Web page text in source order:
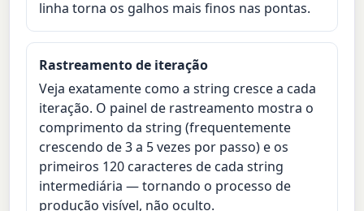
linha torna os galhos mais finos nas pontas.
Rastreamento de iteração
Veja exatamente como a string cresce a cada
iteração. O painel de rastreamento mostra o
comprimento da string (frequentemente
crescendo de 3 a 5 vezes por passo) e os
primeiros 120 caracteres de cada string
intermediária — tornando o processo de
produção visível, não oculto.